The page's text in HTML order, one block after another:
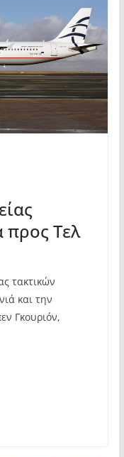
προς Τελ
τακτικών
και την
Γκουριόν,